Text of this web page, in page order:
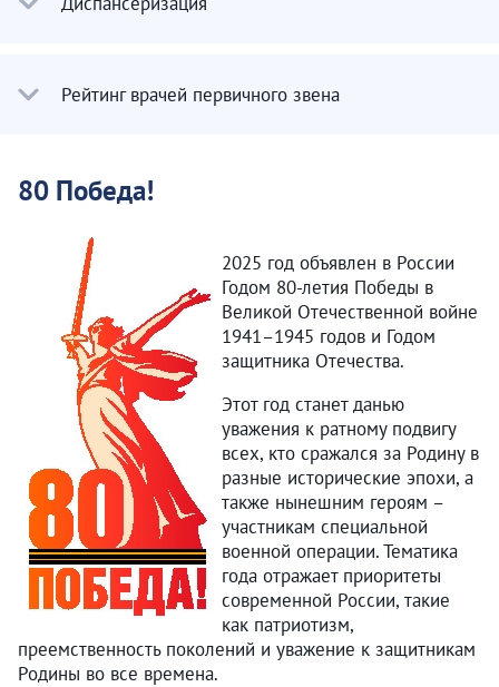
Рейтинг врачей первичного звена
80 Победа!
2025 год объявлен в России
Годом 80-летия Победы в
Великой Отечественной войне
1941–1945 годов и Годом
защитника Отечества.
Этот год станет данью
уважения к ратному подвигу
всех, кто сражался за Родину в
разные исторические эпохи, а
также нынешним героям –
участникам специальной
военной операции. Тематика
года отражает приоритеты
современной России, такие
как патриотизм,
преемственность поколений и уважение к защитникам
Родины во все времена.